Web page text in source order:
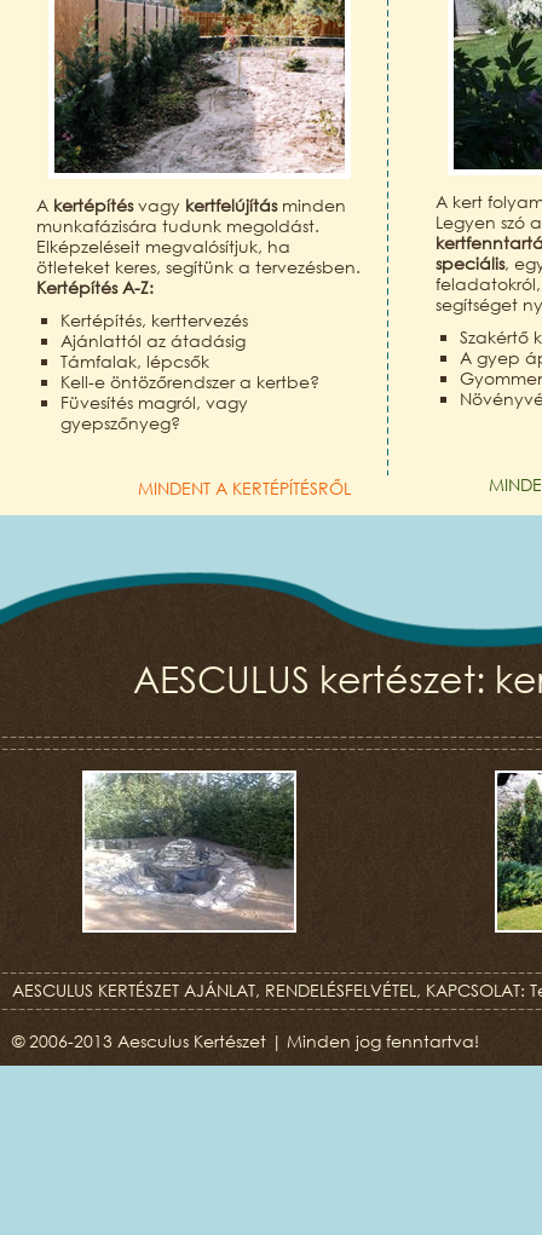
A kertépítésvagy kertfelújításminden
munkafázisára tudunk megoldást.
Elképzeléseit megvalósítjuk, ha
ötleteket keres, segítünk a tervezésben.
Kertépítés A-Z:
Kertépítés, kerttervezés
Ajánlattól az átadásig
Támfalak, lépcsők
Kell-e öntözőrendszer a kertbe?
Füvesítés magról, vagy
gyepszőnyeg?
MINDENT A KERTÉPÍTÉSRŐL
A kert
Legyen szó
speciális,
segítséget
Szakértő
A gyep
AESCULUS kertészet:
AESCULUS KERTÉSZET AJÁNLAT, RENDELÉSFELVÉTEL,
© 2006-2013 Aesculus Kertészet | Minden jog fenntartva!